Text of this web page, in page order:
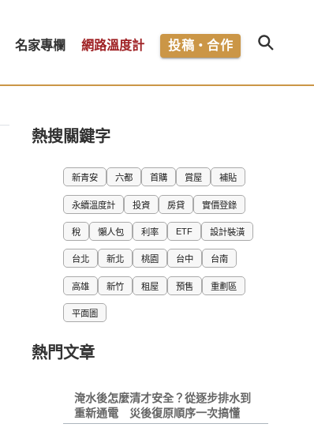
名家專欄 網路溫度計 投稿・合作
熱搜關鍵字
新青安 六都 首購 賞屋 補貼
永續溫度計 投資 房貸 實價登錄
稅 懶人包 利率 ETF 設計裝潢
台北 新北 桃園 台中 台南
高雄 新竹 租屋 預售 重劃區
平面圖
熱門文章
淹水後怎麼清才安全？從逐步排水到
重新通電 災後復原順序一次搞懂